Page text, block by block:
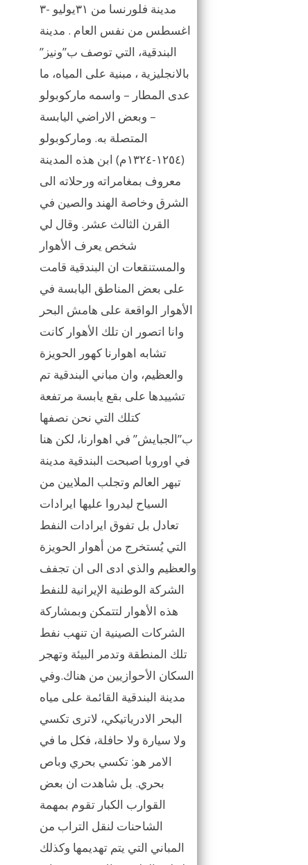
مدينة فلورنسا من ٣١يوليو -٣
اغسطس من نفس العام . مدينة
البندقية، التي توصف ب”ونيز”
بالانجليزية ، مبنية على المياه، ما
عدى المطار – واسمه ماركوبولو
– وبعض الاراضي اليابسة
المتصلة به. وماركوبولو
(١٢٥٤-١٣٢٤م) ابن هذه المدينة
معروف بمغامراته ورحلاته الى
الشرق وخاصة الهند والصين في
القرن الثالث عشر. وقال لي
شخص يعرف الأهوار
والمستنقعات ان البندقية قامت
على بعض المناطق اليابسة في
الأهوار الواقعة على هامش البحر
وانا اتصور ان تلك الأهوار كانت
تشابه اهوارنا كهور الحويزة
والعظيم، وان مباني البندقية تم
تشييدها على بقع يابسة مرتفعة
كتلك التي نحن نصفها
ب”الجبايش” في اهوارنا، لكن هنا
في اوروبا اصبحت البندقية مدينة
تبهر العالم وتجلب الملايين من
السياح ليدروا عليها ايرادات
تعادل بل تفوق ايرادات النفط
التي يُستخرج من أهوار الحويزة
والعظيم والذي ادى الى ان تجفف
الشركة الوطنية الإيرانية للنفط
هذه الأهوار لتتمكن وبمشاركة
الشركات الصينية ان تنهب نفط
تلك المنطقة وتدمر البيئة وتهجر
السكان الأحوازيين من هناك.وفي
مدينة البندقية القائمة على مياه
البحر الادرياتيكي، لاترى تكسي
ولا سيارة ولا حافلة، فكل ما في
الامر هو: تكسي بحري وباص
بحري. بل شاهدت ان بعض
القوارب الكبار تقوم بمهمة
الشاحنات لنقل التراب من
المباني التي يتم تهديمها وكذلك